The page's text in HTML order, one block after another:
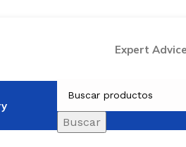
Expert Advice
Buscar